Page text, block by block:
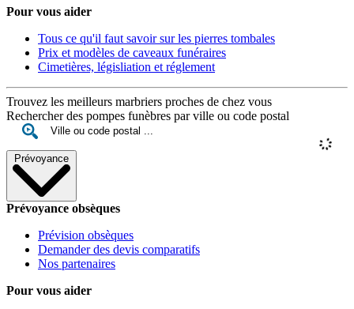
Pour vous aider
Tous ce qu'il faut savoir sur les pierres tombales
Prix et modèles de caveaux funéraires
Cimetières, législiation et réglement
Trouvez les meilleurs marbriers proches de chez vous
Rechercher des pompes funèbres par ville ou code postal
Prévoyance
Prévoyance obsèques
Prévision obsèques
Demander des devis comparatifs
Nos partenaires
Pour vous aider